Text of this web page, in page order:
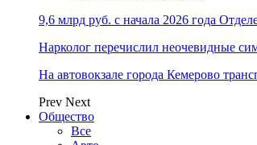
9,6 млрд руб. с начала 2026 года
Нарколог перечислил неочевидные
На автовокзале города Кемерово
Prev Next
Общество
Все